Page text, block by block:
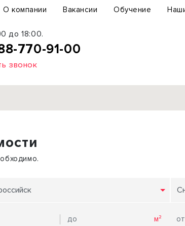
О компании Вакансии Обучение
до 18:00.
770-91-00
звонок